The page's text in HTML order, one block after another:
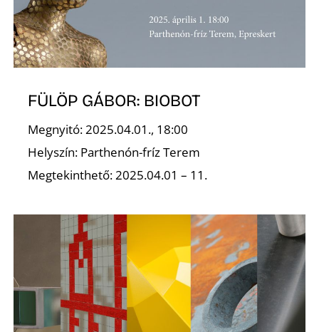
FÜLÖP GÁBOR: BIOBOT
Megnyitó: 2025.04.01., 18:00
Helyszín: Parthenón-fríz Terem
Megtekinthető: 2025.04.01 – 11.